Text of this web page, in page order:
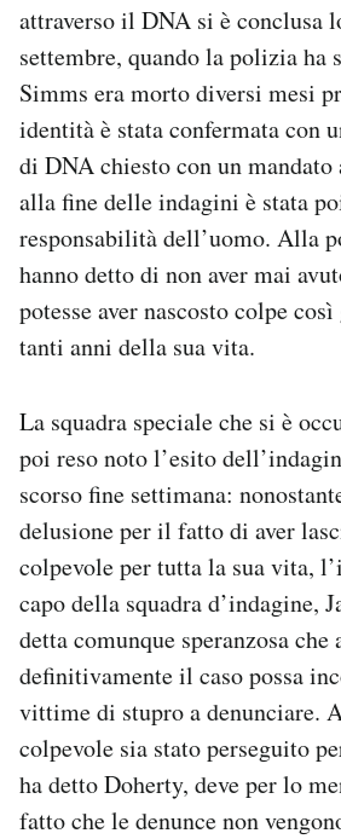
attraverso il DNA si è conclusa
settembre, quando la polizia ha
Simms era morto diversi mesi
identità è stata confermata con
di DNA chiesto con un
alla fine delle indagini è stata
responsabilità dell’uomo. Alla
hanno detto di non aver mai
potesse aver nascosto colpe
tanti anni della sua vita.
La squadra speciale che si è
poi reso noto l’esito
scorso fine settimana:
delusione per il fatto di aver
colpevole per tutta la sua vita,
capo della squadra d’indagine,
detta comunque speranzosa che
definitivamente il caso possa
vittime di stupro a denunciare.
colpevole sia stato perseguito
ha detto Doherty, deve per lo
fatto che le denunce non